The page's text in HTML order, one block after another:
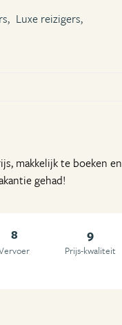
Luxe reizigers,
makkelijk te boeken en
gehad!
8 9
Prijs-kwaliteit